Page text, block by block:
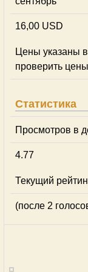
16,00 USD
Цены указаны
проверить
Статистика
Просмотров в
4.77
Текущий
(после 2